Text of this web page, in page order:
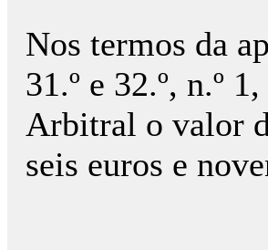
Nos termos da
31.º e 32.º, n.º
Arbitral o valor
seis euros e